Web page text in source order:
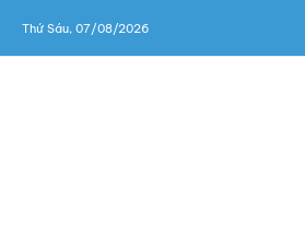
Thứ Sáu, 07/08/2026